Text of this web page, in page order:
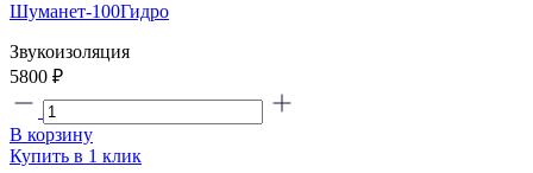
Шуманет-100Гидро
Звукоизоляция
5800 ₽
В корзину
Купить в 1 клик